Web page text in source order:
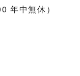
年中無休）